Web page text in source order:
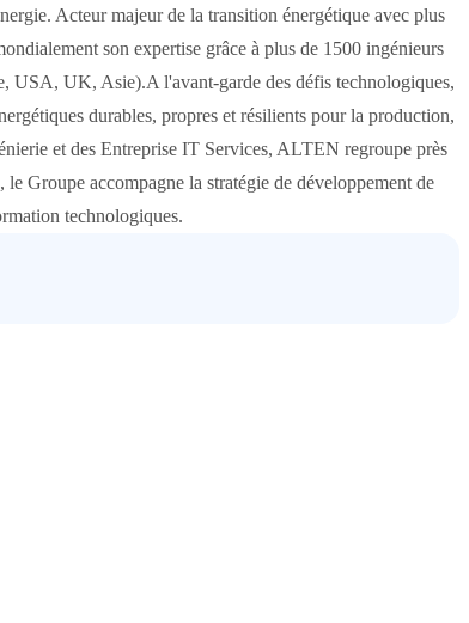
Acteur majeur de la transition énergétique avec plus
son expertise grâce à plus de 1500 ingénieurs
USA, UK, Asie).A l'avant-garde des défis technologiques,
durables, propres et résilients pour la production,
et des Entreprise IT Services, ALTEN regroupe près
Groupe accompagne la stratégie de développement de
technologiques.